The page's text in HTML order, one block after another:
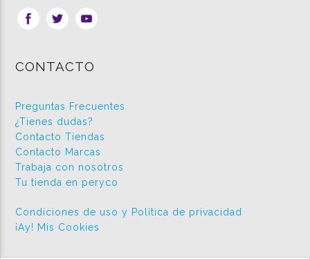
CONTACTO
Preguntas Frecuentes
¿Tienes dudas?
Contacto Tiendas
Contacto Marcas
Trabaja con nosotros
Tu tienda en peryco
Condiciones de uso y Política de privacidad
¡Ay! Mis Cookies